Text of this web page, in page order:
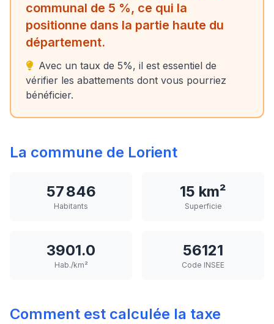
communal de 5 %, ce qui la
positionne dans la partie haute du
département.
Avec un taux de 5%, il est essentiel de
vérifier les abattements dont vous pourriez
bénéficier.
La commune de Lorient
57 846
Habitants
15 km²
Superficie
3901.0
Hab./km²
56121
Code INSEE
Comment est calculée la taxe